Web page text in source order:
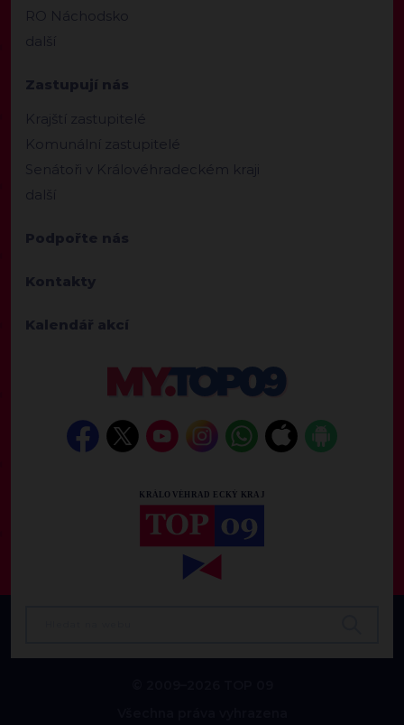
RO Náchodsko
další
Zastupují nás
Krajští zastupitelé
Komunální zastupitelé
Senátoři v Královéhradeckém kraji
další
Podpořte nás
Kontakty
Kalendář akcí